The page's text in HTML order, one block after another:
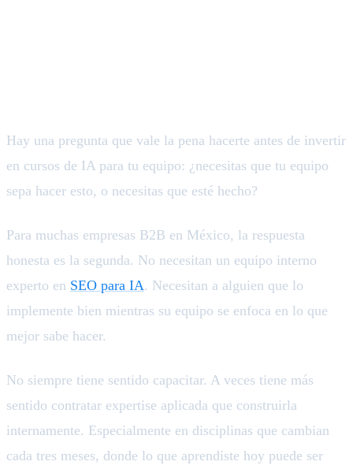
Hay una pregunta que vale la pena hacerte antes de invertir
en cursos de IA para tu equipo: ¿necesitas que tu equipo
sepa hacer esto, o necesitas que esté hecho?
Para muchas empresas B2B en México, la respuesta
honesta es la segunda. No necesitan un equipo interno
experto en SEO para IA. Necesitan a alguien que lo
implemente bien mientras su equipo se enfoca en lo que
mejor sabe hacer.
No siempre tiene sentido capacitar. A veces tiene más
sentido contratar expertise aplicada que construirla
internamente. Especialmente en disciplinas que cambian
cada tres meses, donde lo que aprendiste hoy puede ser